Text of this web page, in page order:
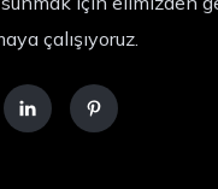
çalışıyoruz.